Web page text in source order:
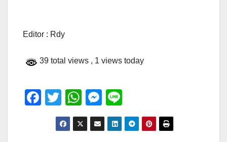
Editor : Rdy
39 total views , 1 views today
F
T
wi
tt
W
h
at
M
e
ss
n
e